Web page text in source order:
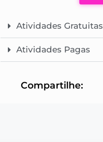
Atividades Gratuitas
Atividades Pagas
Compartilhe: